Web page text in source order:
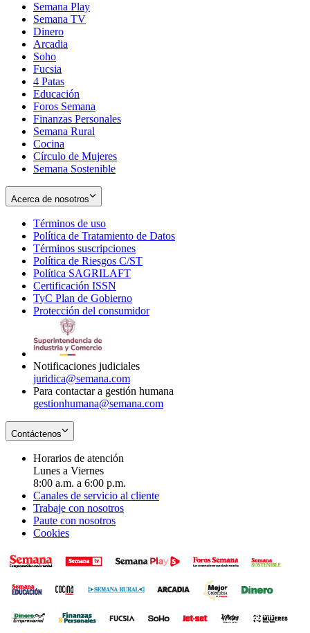
Semana Play
Semana TV
Dinero
Arcadia
Soho
in
new
window
Fucsia
in
new
window
4 Patas
Educación
Foros Semana
Finanzas Personales
Semana Rural
Cocina
Círculo de Mujeres
Semana Sostenible
Acerca de nosotros
Términos de uso
in
new
window
Política de Tratamiento de Datos
Términos suscripciones
in
Política de Riesgos C/ST
Política SAGRILAFT
new
window
Certificación ISSN
in
new
TyC Plan de Gobierno
in
Protección del consumidorOpens
Notificaciones judiciales
juridica@semana.com
Para contactar a gestión humana
gestionhumana@semana.com
Contáctenos
Horarios de atención
Lunes a Viernes
8:00 a.m. a 6:00 p.m.
Canales de servicio al cliente
Trabaje con nosotros
Paute con nosotros
Cookies